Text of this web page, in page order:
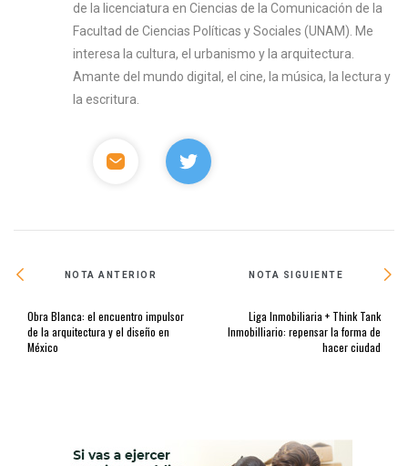
de la licenciatura en Ciencias de la Comunicación de la
Facultad de Ciencias Políticas y Sociales (UNAM). Me
interesa la cultura, el urbanismo y la arquitectura.
Amante del mundo digital, el cine, la música, la lectura y
la escritura.
NOTA ANTERIOR
Obra Blanca: el encuentro impulsor
de la arquitectura y el diseño en
México
NOTA SIGUIENTE
Liga Inmobiliaria + Think Tank
Inmobilliario: repensar la forma de
hacer ciudad